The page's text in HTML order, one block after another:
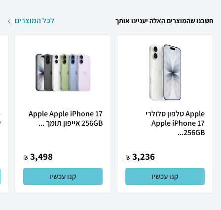
חשבנו שהמוצרים האלה יעניינו אותך לכל המוצרים
Apple טלפון סלולרי
Apple iPhone 17
256GB...
3,236
₪
קנו עכשיו
Apple Apple iPhone 17
256GB אייפון תומך ...
3,498
₪
קנו עכשיו